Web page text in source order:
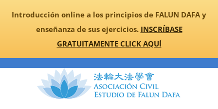
Introducción online a los principios de FALUN DAFA y
enseñanza de sus ejercicios. INSCRÍBASE
GRATUITAMENTE CLICK AQUÍ